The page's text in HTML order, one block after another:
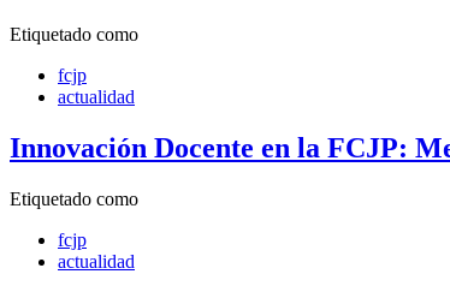
Etiquetado como
fcjp
actualidad
Innovación Docente en la FCJP:
Etiquetado como
fcjp
actualidad